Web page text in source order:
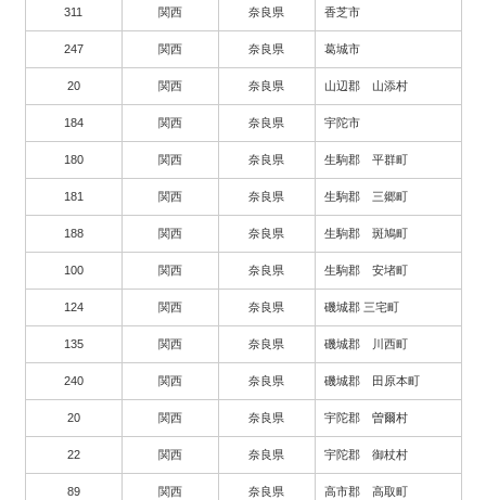
311 関西 奈良県 香芝市
247 関西 奈良県 葛城市
20 関西 奈良県 山辺郡 山添村
184 関西 奈良県 宇陀市
180 関西 奈良県 生駒郡 平群町
181 関西 奈良県 生駒郡 三郷町
188 関西 奈良県 生駒郡 斑鳩町
100 関西 奈良県 生駒郡 安堵町
124 関西 奈良県 磯城郡 三宅町
135 関西 奈良県 磯城郡 川西町
240 関西 奈良県 磯城郡 田原本町
20 関西 奈良県 宇陀郡 曽爾村
22 関西 奈良県 宇陀郡 御杖村
89 関西 奈良県 高市郡 高取町